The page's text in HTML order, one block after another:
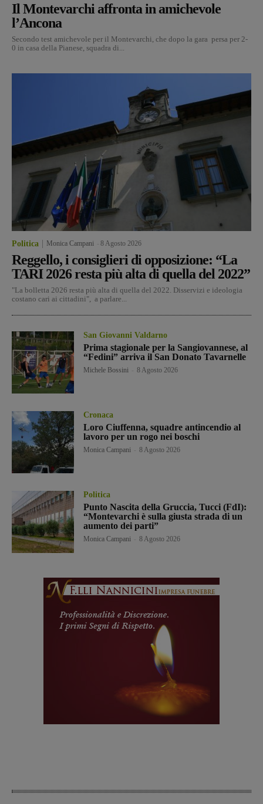
Il Montevarchi affronta in amichevole
l’Ancona
Secondo test amichevole per il Montevarchi, che dopo la gara persa per 2-
0 in casa della Pianese, squadra di...
Politica Monica Campani 8 Agosto 2026
Reggello, i consiglieri di opposizione: “La
TARI 2026 resta più alta di quella del 2022”
"La bolletta 2026 resta più alta di quella del 2022. Disservizi e ideologia
costano cari ai cittadini", a parlare...
San Giovanni Valdarno
Prima stagionale per la Sangiovannese, al
“Fedini” arriva il San Donato Tavarnelle
Michele Bossini 8 Agosto 2026
Cronaca
Loro Ciuffenna, squadre antincendio al
lavoro per un rogo nei boschi
Monica Campani 8 Agosto 2026
Politica
Punto Nascita della Gruccia, Tucci (FdI):
“Montevarchi è sulla giusta strada di un
aumento dei parti”
Monica Campani 8 Agosto 2026